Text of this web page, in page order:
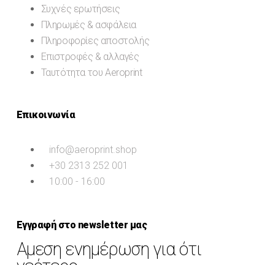
Συχνές ερωτήσεις
Πληρωμές & ασφάλεια
Πληροφορίες αποστολής
Επιστροφές & αλλαγές
Ταυτότητα του Aeroprint
Επικοινωνία
info@aeroprint.shop
+30 2313 252 001
10:00 - 16:00
Εγγραφή στο newsletter μας
Αμεση ενημέρωση για ότι